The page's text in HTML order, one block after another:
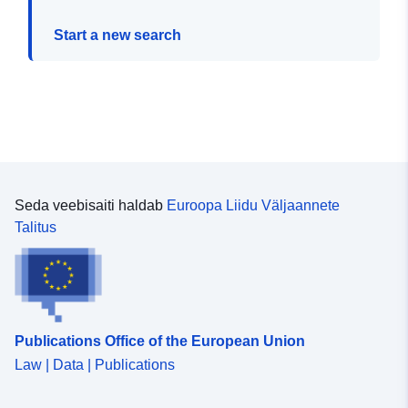
Start a new search
Seda veebisaiti haldab Euroopa Liidu Väljaannete
Talitus
Publications Office of the European Union
Law | Data | Publications